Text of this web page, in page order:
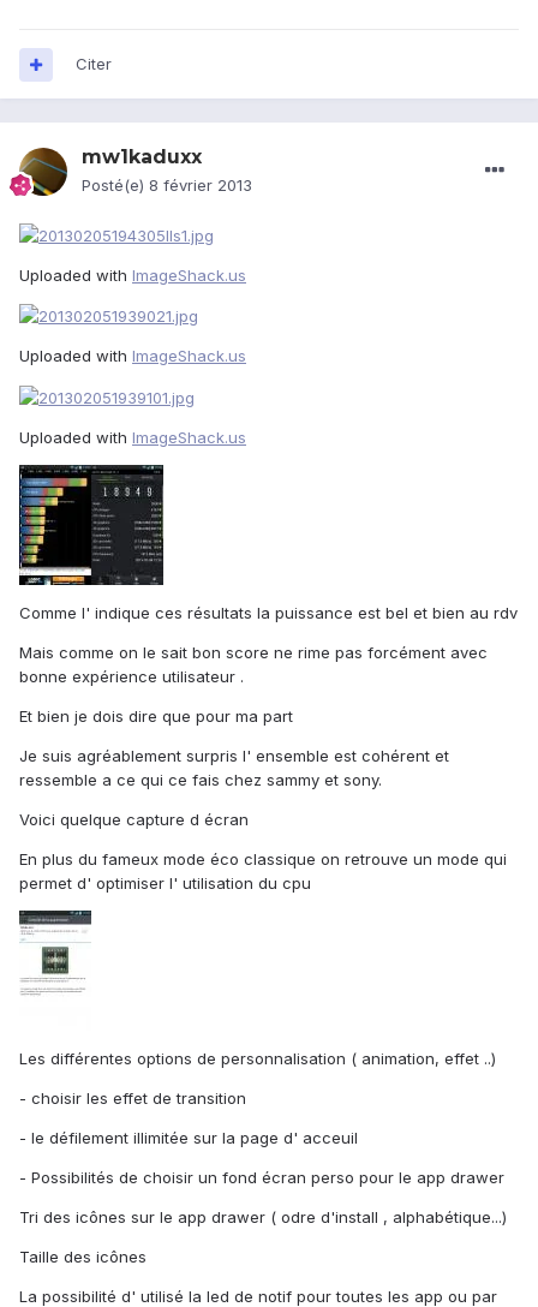
Citer
mw1kaduxx
Posté(e) 8 février 2013
Uploaded with ImageShack.us
Uploaded with ImageShack.us
Uploaded with ImageShack.us
Comme l' indique ces résultats la puissance est bel et bien au rdv
Mais comme on le sait bon score ne rime pas forcément avec
bonne expérience utilisateur .
Et bien je dois dire que pour ma part
Je suis agréablement surpris l' ensemble est cohérent et
ressemble a ce qui ce fais chez sammy et sony.
Voici quelque capture d écran
En plus du fameux mode éco classique on retrouve un mode qui
permet d' optimiser l' utilisation du cpu
Les différentes options de personnalisation ( animation, effet ..)
- choisir les effet de transition
- le défilement illimitée sur la page d' acceuil
- Possibilités de choisir un fond écran perso pour le app drawer
Tri des icônes sur le app drawer ( odre d'install , alphabétique...)
Taille des icônes
La possibilité d' utilisé la led de notif pour toutes les app ou par